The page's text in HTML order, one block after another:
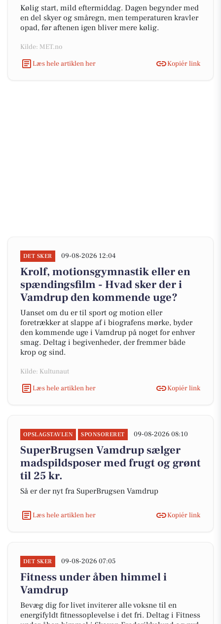
Kølig start, mild eftermiddag. Dagen begynder med
en del skyer og småregn, men temperaturen kravler
opad, før aftenen igen bliver mere kølig.
Kilde: MET.no
Læs hele artiklen her
Kopiér link
DET SKER 09-08-2026 12:04
Krolf, motionsgymnastik eller en
spændingsfilm - Hvad sker der i
Vamdrup den kommende uge?
Uanset om du er til sport og motion eller
foretrækker at slappe af i biografens mørke, byder
den kommende uge i Vamdrup på noget for enhver
smag. Deltag i begivenheder, der fremmer både
krop og sind.
Kilde: Kultunaut
Læs hele artiklen her
Kopiér link
OPSLAGSTAVLEN SPONSORERET 09-08-2026 08:10
SuperBrugsen Vamdrup sælger
madspildsposer med frugt og grønt
til 25 kr.
Så er der nyt fra SuperBrugsen Vamdrup
Læs hele artiklen her Kopiér link
DET SKER 09-08-2026 07:05
Fitness under åben himmel i
Vamdrup
Bevæg dig for livet inviterer alle voksne til en
energifyldt fitnessoplevelse i det fri. Deltag i Fitness